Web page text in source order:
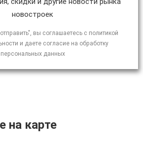
новостроек
вы соглашаетесь с политикой
и даете согласие на обработку
персональных данных
на карте